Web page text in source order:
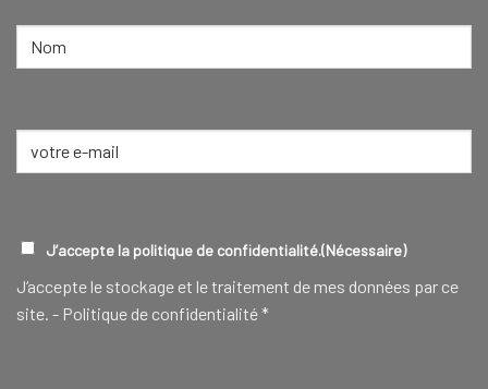
NOM
RGPD(NÉCESSAIRE)
J’accepte la politique de confidentialité.(Nécessaire)
J‘accepte le stockage et le traitement de mes données par ce
site. - Politique de confidentialité*